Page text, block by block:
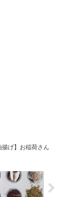
げ】お稲荷さん